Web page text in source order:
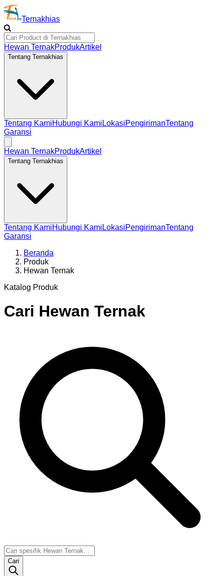
Ternakhias
Hewan TernakProdukArtikel
Tentang Ternakhias
Tentang KamiHubungi Kami LokasiPengirimanTentang
Garansi
Hewan TernakProdukArtikel
Tentang Ternakhias
Tentang KamiHubungi Kami LokasiPengirimanTentang
Garansi
Beranda
Produk
Hewan Ternak
Katalog Produk
Cari Hewan Ternak
Cari